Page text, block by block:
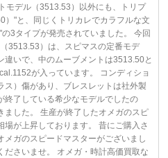
モデル（3513.53）以外にも、トリプ
）"と、同じくトリカレでカラフルな文
タイプが発売されていました。 今回
3513.53）は、スピマスの定番モデ
いで、中のムーブメントは3513.50と
入っています。 コンディショ
ス）傷があり、ブレスレットは社外製
終了している希少なモデルでしたの
たオメガのスピ
しております。 昔にご購入さ
ガのスピードマスターがございまし
ガ・時計高価買取な